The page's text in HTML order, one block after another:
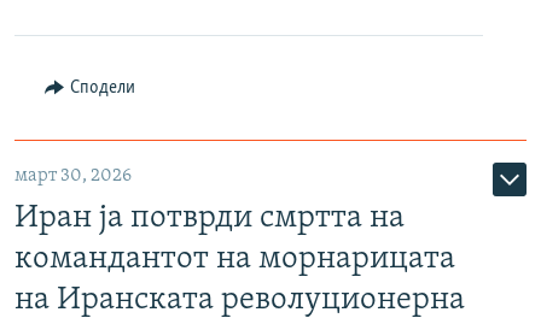
Сподели
март 30, 2026
Иран ја потврди смртта на
командантот на морнарицата
на Иранската револуционерна